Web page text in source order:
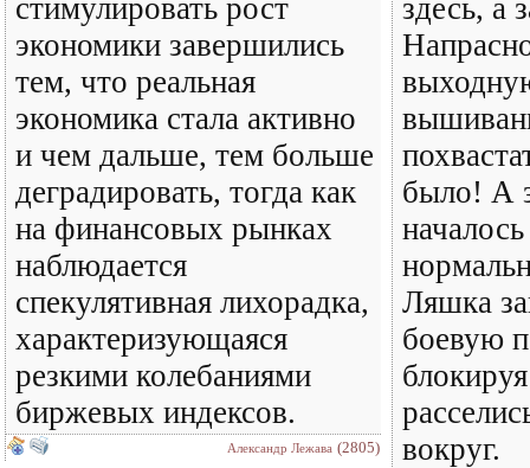
стимулировать рост
экономики завершились
тем, что реальная
экономика стала активно
и чем дальше, тем больше
деградировать, тогда как
на финансовых рынках
наблюдается
спекулятивная лихорадка,
характеризующаяся
резкими колебаниями
биржевых индексов.
Александр Лежава (2805)
здесь, а
было! А
Ляшка
боевую
вокруг.